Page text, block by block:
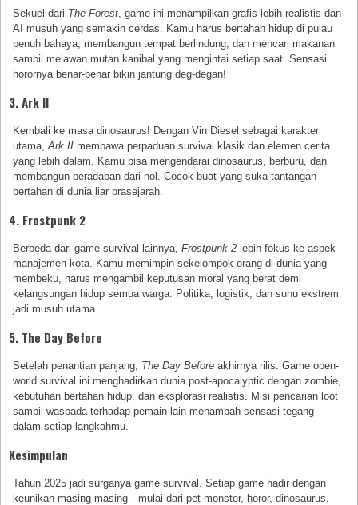
Sekuel dari The Forest, game ini menampilkan grafis lebih realistis dan
AI musuh yang semakin cerdas. Kamu harus bertahan hidup di pulau
penuh bahaya, membangun tempat berlindung, dan mencari makanan
sambil melawan mutan kanibal yang mengintai setiap saat. Sensasi
horornya benar-benar bikin jantung deg-degan!
3.Ark II
Kembali ke masa dinosaurus! Dengan Vin Diesel sebagai karakter
utama,Ark II membawa perpaduan survival klasik dan elemen cerita
yang lebih dalam. Kamu bisa mengendarai dinosaurus, berburu, dan
membangun peradaban dari nol. Cocok buat yang suka tantangan
bertahan di dunia liar prasejarah.
4. Frostpunk 2
Berbeda dari game survival lainnya,Frostpunk 2 lebih fokus ke aspek
manajemen kota. Kamu memimpin sekelompok orang di dunia yang
membeku, harus mengambil keputusan moral yang berat demi
kelangsungan hidup semua warga. Politika, logistik, dan suhu ekstrem
jadi musuh utama.
5. The Day Before
Setelah penantian panjang, The Day Before akhirnya rilis. Game open-
world survival ini menghadirkan dunia post-apocalyptic dengan zombie,
kebutuhan bertahan hidup, dan eksplorasi realistis. Misi pencarian loot
sambil waspada terhadap pemain lain menambah sensasi tegang
dalam setiap langkahmu.
Kesimpulan
Tahun 2025 jadi surganya game survival. Setiap game hadir dengan
keunikan masing-masing—mulai dari pet monster, horor, dinosaurus,